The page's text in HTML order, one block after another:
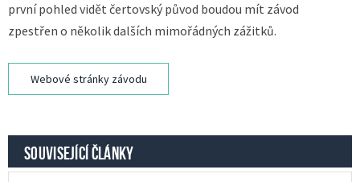
první pohled vidět čertovský původ boudou mít závod
zpestřen o několik dalších mimořádných zážitků.
Webové stránky závodu
SOUVISEJÍCÍ ČLÁNKY